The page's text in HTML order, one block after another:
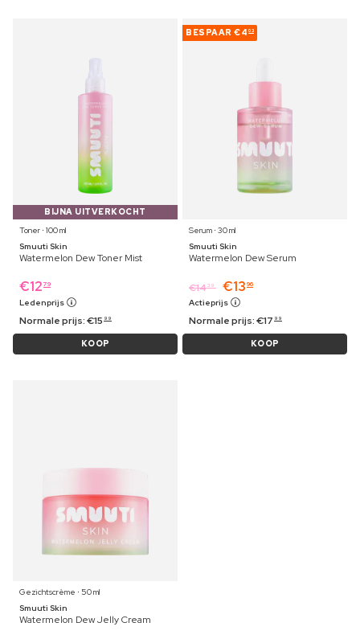
BIJNA UITVERKOCHT
Toner ⋅ 100 ml
Smuuti Skin
Watermelon Dew Toner Mist
€12 79
Ledenprijs
Normale prijs:€15 99
KOOP
BESPAAR €4 03
Serum ⋅ 30 ml
Smuuti Skin
Watermelon Dew Serum
€1439 €13 96
Actieprijs
Normale prijs:€17 99
KOOP
Gezichtscrème ⋅ 50 ml
Smuuti Skin
Watermelon Dew Jelly Cream